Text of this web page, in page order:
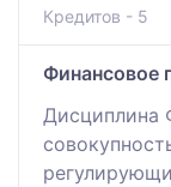
Кредитов - 5
Финансовое
Дисциплина